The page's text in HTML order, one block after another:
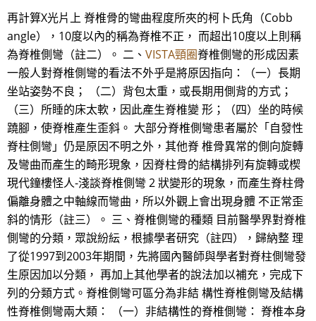
再計算X光片上 脊椎骨的彎曲程度所夾的柯卜氏角（Cobb
angle），10度以內的稱為脊椎不正， 而超出10度以上則稱
為脊椎側彎（註二）。 二、 VISTA頸圈脊椎側彎的形成因素
一般人對脊椎側彎的看法不外乎是將原因指向：（一）長期
坐站姿勢不良； （二）背包太重，或長期用側背的方式；
（三）所睡的床太軟，因此產生脊椎變 形；（四）坐的時候
蹺腳，使脊椎產生歪斜。 大部分脊椎側彎患者屬於「自發性
脊柱側彎」仍是原因不明之外，其他脊 椎骨異常的側向旋轉
及彎曲而產生的畸形現象，因脊柱骨的結構排列有旋轉或楔
現代鐘樓怪人-淺談脊椎側彎 2 狀變形的現象，而產生脊柱骨
偏離身體之中軸線而彎曲，所以外觀上會出現身體 不正常歪
斜的情形（註三）。 三、脊椎側彎的種類 目前醫學界對脊椎
側彎的分類，眾說紛紜，根據學者研究（註四），歸納整 理
了從1997到2003年期間，先將國內醫師與學者對脊柱側彎發
生原因加以分類， 再加上其他學者的說法加以補充，完成下
列的分類方式。脊椎側彎可區分為非結 構性脊椎側彎及結構
性脊椎側彎兩大類： （一）非結構性的脊椎側彎： 脊椎本身